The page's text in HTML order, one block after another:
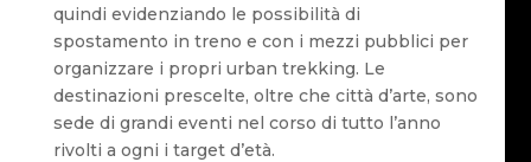
quindi evidenziando le possibilità di
spostamento in treno e con i mezzi pubblici per
organizzare i propri urban trekking. Le
destinazioni prescelte, oltre che città d’arte, sono
sede di grandi eventi nel corso di tutto l’anno
rivolti a ogni i target d’età.